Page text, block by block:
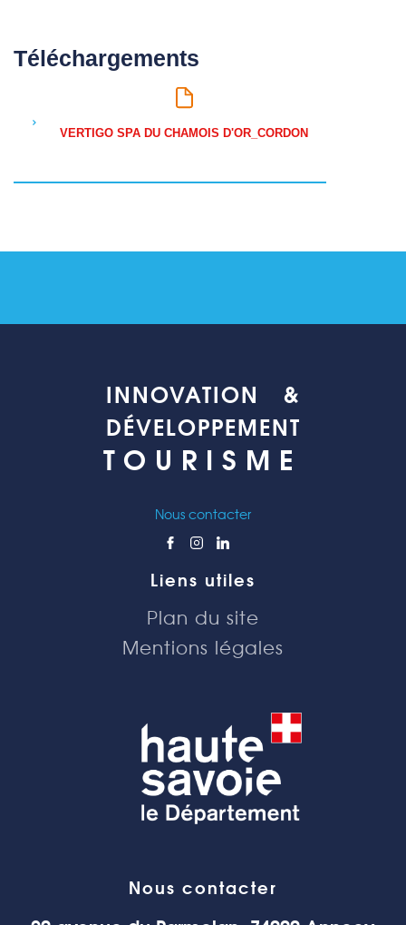
Téléchargements
VERTIGO SPA DU CHAMOIS D'OR_CORDON
INNOVATION &
DÉVELOPPEMENT
TOURISME
Nous contacter
Liens utiles
Plan du site
Mentions légales
Nous contacter